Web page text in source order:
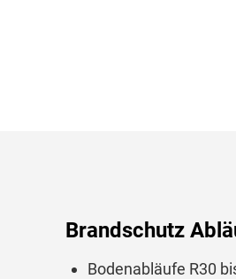
Brandschutz
Bodenabläufe R30